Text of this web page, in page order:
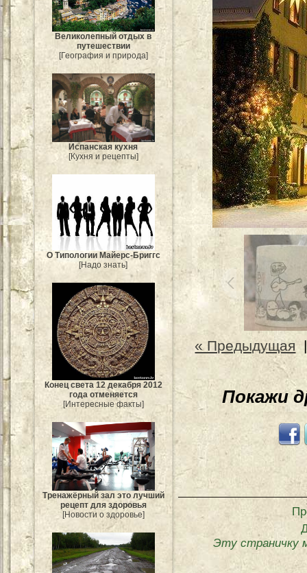
Великолепный отдых в
путешествии
[География и природа]
Испанская кухня
[Кухня и рецепты]
О Типологии Майерс-Бриггс
[Надо знать]
Конец света 12 декабря 2012
года отменяется
[Интересные факты]
Тренажёрный зал это лучший
рецепт для здоровья
[Новости о здоровье]
« Предыдущая
Покажи
Эту страничку